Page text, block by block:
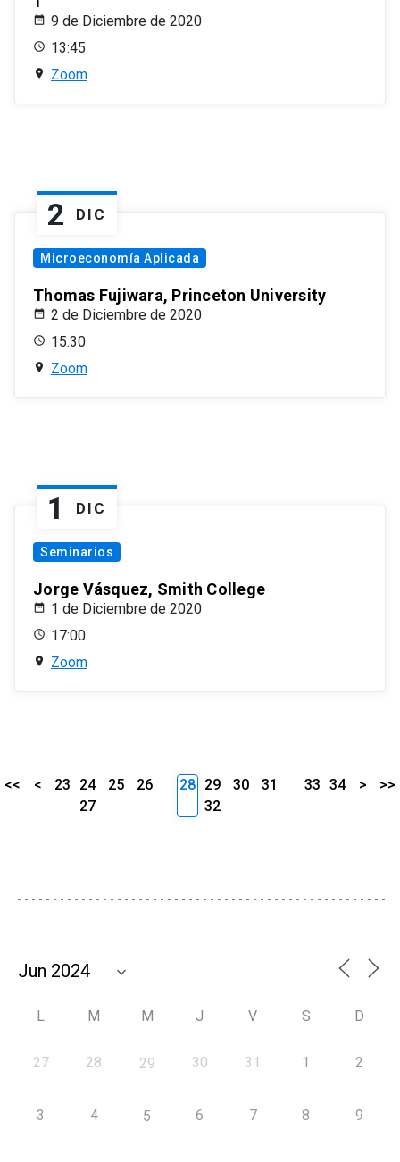
9 de Diciembre de 2020
13:45
Zoom
2 DIC
Microeconomía Aplicada
Thomas Fujiwara, Princeton University
2 de Diciembre de 2020
15:30
Zoom
1 DIC
Seminarios
Jorge Vásquez, Smith College
1 de Diciembre de 2020
17:00
Zoom
<< < 23 24 25
26
27
28 29 30
31
32
33 34 > >>
L M M J V S D
27 28 29 30 31 1 2
3 4 5 6 7 8 9